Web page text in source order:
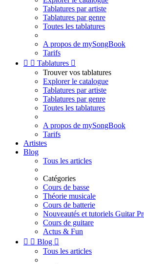
Tablatures par artiste
Tablatures par genre
Toutes les tablatures
A propos de mySongBook
Tarifs
  Tablatures 
Trouver vos tablatures
Explorer le catalogue
Tablatures par artiste
Tablatures par genre
Toutes les tablatures
A propos de mySongBook
Tarifs
Artistes
Blog
Tous les articles
Catégories
Cours de basse
Théorie musicale
Cours de batterie
Nouveautés et tutoriels Guitar
Cours de guitare
Actus & Fun
  Blog 
Tous les articles